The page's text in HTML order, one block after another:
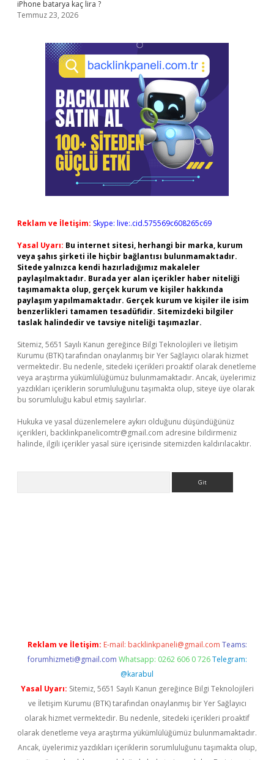
iPhone batarya kaç lira ?
Temmuz 23, 2026
Reklam ve İletişim: Skype: live:.cid.575569c608265c69
Yasal Uyarı: Bu internet sitesi, herhangi bir marka, kurum
veya şahıs şirketi ile hiçbir bağlantısı bulunmamaktadır.
Sitede yalnızca kendi hazırladığımız makaleler
paylaşılmaktadır. Burada yer alan içerikler haber niteliği
taşımamakta olup, gerçek kurum ve kişiler hakkında
paylaşım yapılmamaktadır. Gerçek kurum ve kişiler ile isim
benzerlikleri tamamen tesadüfidir. Sitemizdeki bilgiler
taslak halindedir ve tavsiye niteliği taşımazlar.
Sitemiz, 5651 Sayılı Kanun gereğince Bilgi Teknolojileri ve İletişim
Kurumu (BTK) tarafından onaylanmış bir Yer Sağlayıcı olarak hizmet
vermektedir. Bu nedenle, sitedeki içerikleri proaktif olarak denetleme
veya araştırma yükümlülüğümüz bulunmamaktadır. Ancak, üyelerimiz
yazdıkları içeriklerin sorumluluğunu taşımakta olup, siteye üye olarak
bu sorumluluğu kabul etmiş sayılırlar.
Hukuka ve yasal düzenlemelere aykırı olduğunu düşündüğünüz
içerikleri, backlinkpanelicomtr@gmail.com adresine bildirmeniz
halinde, ilgili içerikler yasal süre içerisinde sitemizden kaldırılacaktır.
Reklam ve İletişim: E-mail: backlinkpaneli@gmail.com Teams:
forumhizmeti@gmail.com Whatsapp: 0262 606 0 726 Telegram:
@karabul
Yasal Uyarı: Sitemiz, 5651 Sayılı Kanun gereğince Bilgi Teknolojileri
ve İletişim Kurumu (BTK) tarafından onaylanmış bir Yer Sağlayıcı
olarak hizmet vermektedir. Bu nedenle, sitedeki içerikleri proaktif
olarak denetleme veya araştırma yükümlülüğümüz bulunmamaktadır.
Ancak, üyelerimiz yazdıkları içeriklerin sorumluluğunu taşımakta olup,